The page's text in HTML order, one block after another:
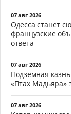
07 авг 2026
Одесса станет
французские
ответа
07 авг 2026
Подземная
«Птах Мадьяра»
07 авг 2026